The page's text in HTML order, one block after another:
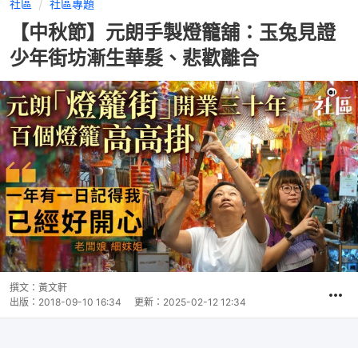
社區 社區專題
【中秋節】元朗手製燈籠舖：玉兔見證
少年街坊漸生華髮、悲歡離合
撰文： 黃文軒
出版： 2018-09-10 16:34 更新： 2025-02-12 12:34